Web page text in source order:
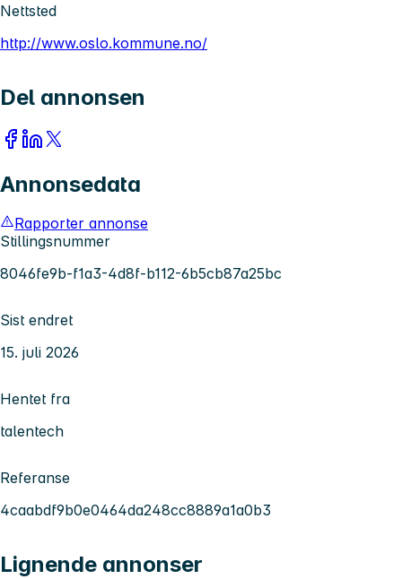
Nettsted
http://www.oslo.kommune.no/
Del annonsen
Annonsedata
Rapporter annonse
Stillingsnummer
8046fe9b-f1a3-4d8f-b112-6b5cb87a25bc
Sist endret
15. juli 2026
Hentet fra
talentech
Referanse
4caabdf9b0e0464da248cc8889a1a0b3
Lignende annonser